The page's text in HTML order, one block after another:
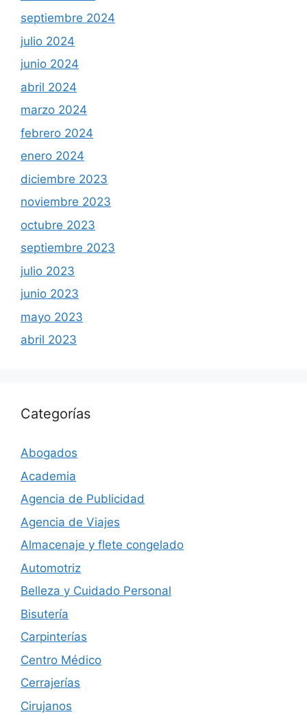
septiembre 2024
julio 2024
junio 2024
abril 2024
marzo 2024
febrero 2024
enero 2024
diciembre 2023
noviembre 2023
octubre 2023
septiembre 2023
julio 2023
junio 2023
mayo 2023
abril 2023
Categorías
Abogados
Academia
Agencia de Publicidad
Agencia de Viajes
Almacenaje y flete congelado
Automotriz
Belleza y Cuidado Personal
Bisutería
Carpinterías
Centro Médico
Cerrajerías
Cirujanos